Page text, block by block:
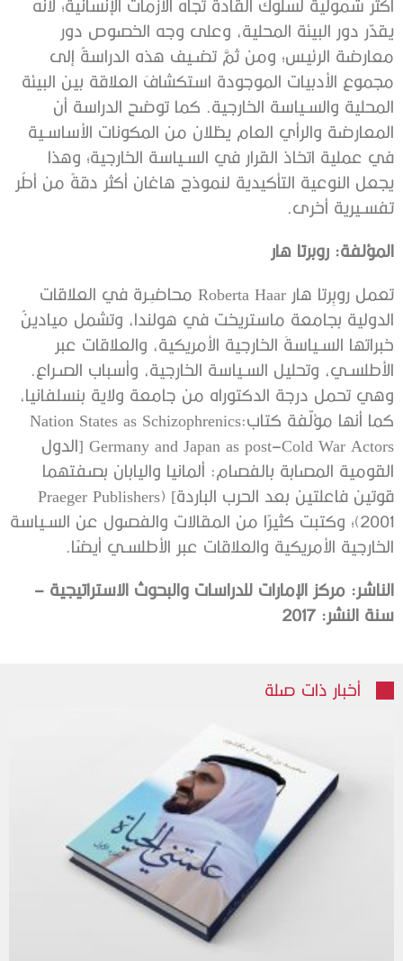
أكثر شموليةً لسلوك القادة تجاه الأزمات الإنسانية؛ لأنه
يقدّر دور البيئة المحلية، وعلى وجه الخصوص دور
معارضة الرئيس؛ ومن ثمَّ تضـيف هذه الدراسةُ إلى
مجموع الأدبيات الموجودة استكشافَ العلاقة بين البيئة
المحلية والسـياسة الخارجية. كما توضح الدراسة أن
المعارضة والرأي العام يظلان من المكونات الأساسـية
في عملية اتخاذ القرار في السـياسة الخارجية؛ وهذا
يجعل النوعية التأكيدية لنموذج هاغان أكثر دقةً من أطُر
تفسـيرية أخرى.
المؤلفة: روبرتا هار
تعمل روبِرتا هار Roberta Haar محاضِـرة في العلاقات
الدولية بجامعة ماستريخت في هولندا، وتشمل ميادينُ
خبراتها السـياسةَ الخارجية الأمريكية، والعلاقات عبر
الأطلسـي، وتحليل السـياسة الخارجية، وأسباب الصـراع.
وهي تحمل درجة الدكتوراه من جامعة ولاية بنسلفانيا،
كما أنها مؤلّفة كتابNation States as Schizophrenics:
Germany and Japan as post–Cold War Actors [الدول
القومية المصابة بالفصام: ألمانيا واليابان بصفتهما
قوتين فاعلتين بعد الحرب الباردة] (Praeger Publishers
2001)؛ وكتبت كثيرًا من المقالات والفصول عن السـياسة
الخارجية الأمريكية والعلاقات عبر الأطلسـي أيضًا.
الناشر: مركز الإمارات للدراسات والبحوث الاستراتيجية –
سنة النشر: 2017
أخبار ذات صلة